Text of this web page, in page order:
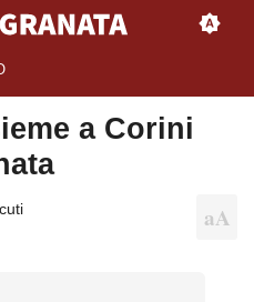
a Corini